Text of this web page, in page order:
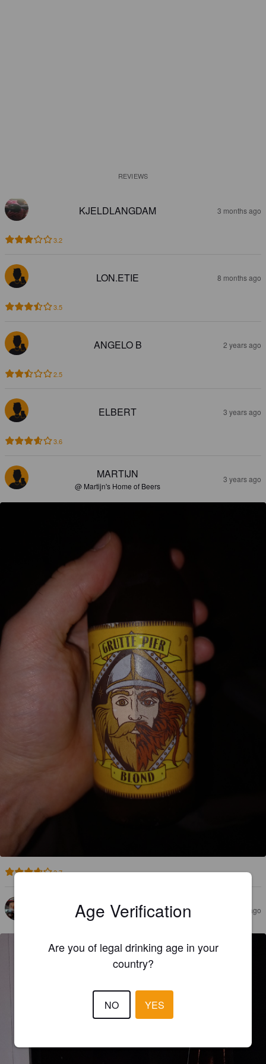
REVIEWS
KJELDLANGDAM 3 months ago
3.2
LON.ETIE 8 months ago
3.5
ANGELO B 2 years ago
2.5
ELBERT 3 years ago
3.6
MARTIJN
@ Martijn's Home of Beers
3 years ago
3.7
BERCH 4 years ago
Age Verification
Are you of legal drinking age in your
country?
NO YES